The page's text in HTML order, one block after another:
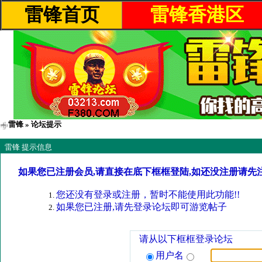
雷锋首页 雷锋香港区
雷锋 » 论坛提示
雷锋 提示信息
如果您已注册会员,请直接在底下框框登陆,如还没注册请先
您还没有登录或注册，暂时不能使用此功能!!
如果您已注册,请先登录论坛即可游览帖子
请从以下框框登录论坛
用户名